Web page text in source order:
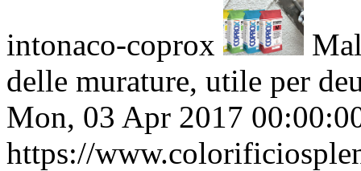
intonaco-coprox
delle murature, utile per
Mon, 03 Apr 2017
https://